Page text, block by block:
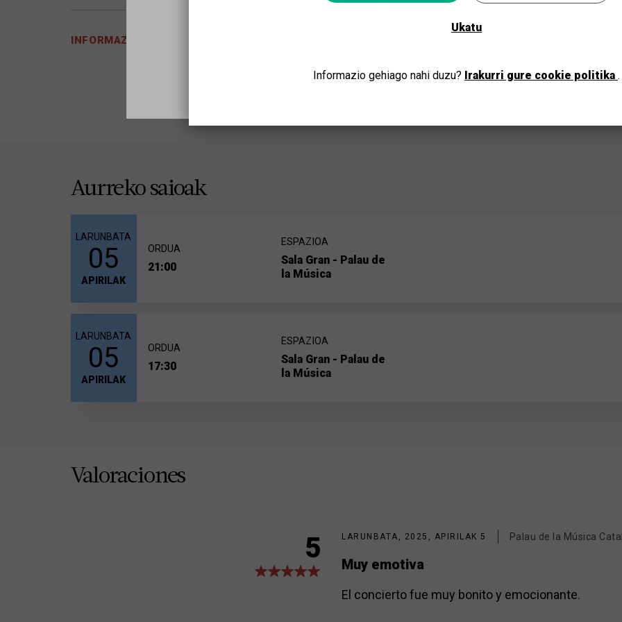
INFORMAZIO GEHIAGO
Aurreko saioak
LARUNBATA
05
APIRILAK
ORDUA
21:00
ESPAZIOA
Sala Gran - Palau de
la Música
LARUNBATA
05
APIRILAK
ORDUA
17:30
ESPAZIOA
Sala Gran - Palau de
la Música
Valoraciones
5 LARUNBATA, 2025, APIRILAK 5 Palau de la Música
Muy emotiva
El concierto fue muy bonito y emocionante.
Ukatu
Informazio gehiago nahi duzu? Irakurri gure cookie politika .